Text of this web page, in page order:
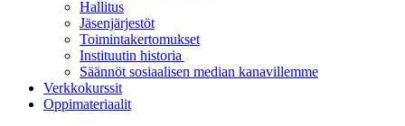
Hallitus
Jäsenjärjestöt
Toimintakertomukset
Instituutin historia
Säännöt sosiaalisen median kanavillemme
Verkkokurssit
Oppimateriaalit